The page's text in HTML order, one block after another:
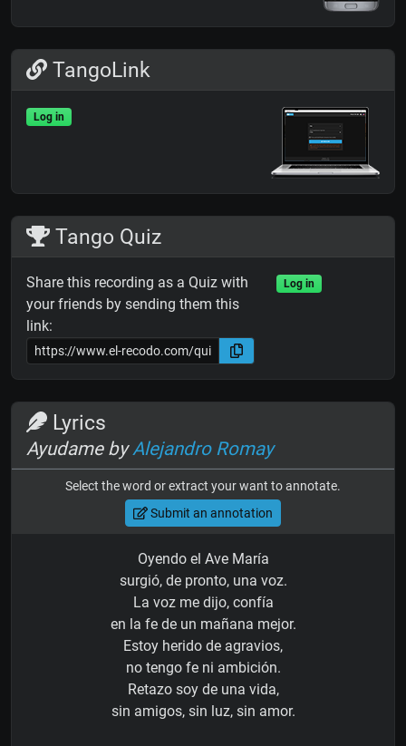
TangoLink
Log in
Tango Quiz
Share this recording as a Quiz with
your friends by sending them this
link:
Log in
Lyrics
Ayudame byAlejandro Romay
Select the word or extract your want to annotate.
Submit an annotation
Oyendo el Ave María
surgió, de pronto, una voz.
La voz me dijo, confía
en la fe de un mañana mejor.
Estoy herido de agravios,
no tengo fe ni ambición.
Retazo soy de una vida,
sin amigos, sin luz, sin amor.